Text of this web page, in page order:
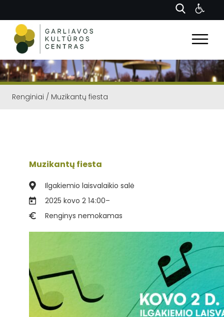
Renginiai / Muzikantų fiesta
Muzikantų fiesta
Ilgakiemio laisvalaikio salė
2025 kovo 2 14:00–
Renginys nemokamas